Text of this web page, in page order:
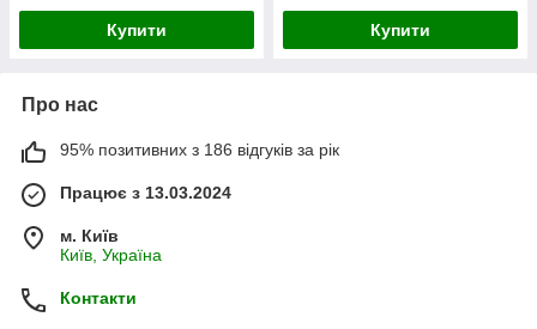
Купити Купити
Про нас
95% позитивних з 186 відгуків за рік
Працює з 13.03.2024
м. Київ
Київ, Україна
Контакти